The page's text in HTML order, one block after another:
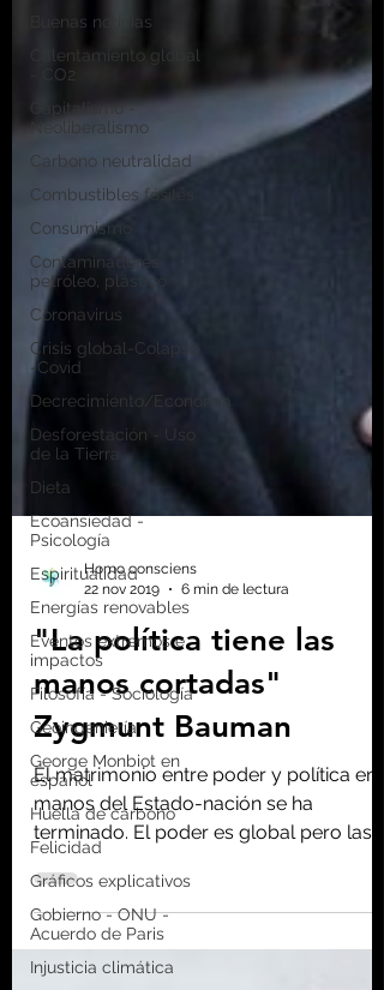
Buenas noticias
Calentamiento global
- CO2
Capitalismo -
Neoliberalismo
Carbono neutralidad
Combustibles fósiles
Consumismo
Contaminadores:
petróleo, plástico
Coronavirus
Crisis global-Colapso
-Covid
Decrecimiento/Economía
Desforestación - Uso
de la Tierra
Dieta
Ecoansiedad -
Psicología
Espiritualidad
Energías renovables
Eventos extremos e
impactos
Filosofía - Sociología
Geoingeniería
George Monbiot en
español
Huella de carbono
Felicidad
Gráficos explicativos
Gobierno - ONU -
Acuerdo de Paris
Injusticia climática
22 nov 2019
6 min de lectura
"La política tiene las
manos cortadas"
Zygmunt Bauman
El matrimonio entre poder y política en
manos del Estado-nación se ha
terminado. El poder es global pero las
políticas son locales